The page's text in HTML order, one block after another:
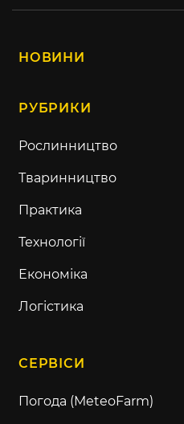
НОВИНИ
РУБРИКИ
Рослинництво
Тваринництво
Практика
Технології
Економіка
Логістика
СЕРВІСИ
Погода (MeteoFarm)